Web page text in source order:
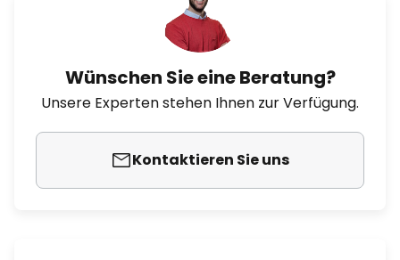
Wünschen Sie eine Beratung?
Unsere Experten stehen Ihnen zur Verfügung.
Kontaktieren Sie uns